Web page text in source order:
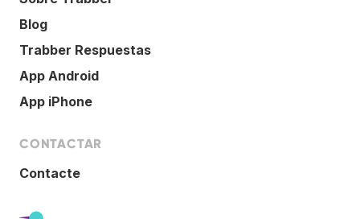
Blog
Trabber Respuestas
App Android
App iPhone
CONTACTAR
Contacte